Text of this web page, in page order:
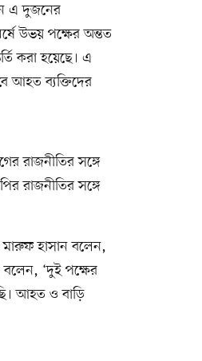
এ দুজনের
উভয় পক্ষের অন্তত
করা হয়েছে। এ
আহত ব্যক্তিদের
রাজনীতির সঙ্গে
রাজনীতির সঙ্গে
মারুফ হাসান বলেন,
বলেন, ‘দুই পক্ষের
আহত ও বাড়ি